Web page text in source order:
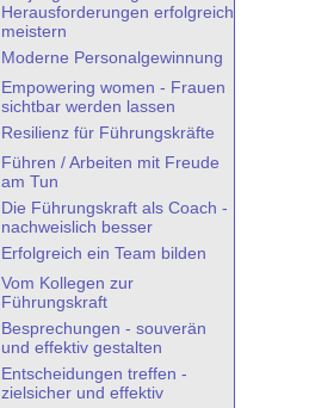
Herausforderungen erfolgreich
meistern
Moderne Personalgewinnung
Empowering women - Frauen
sichtbar werden lassen
Resilienz für Führungskräfte
Führen / Arbeiten mit Freude
am Tun
Die Führungskraft als Coach -
nachweislich besser
Erfolgreich ein Team bilden
Vom Kollegen zur
Führungskraft
Besprechungen - souverän
und effektiv gestalten
Entscheidungen treffen -
zielsicher und effektiv